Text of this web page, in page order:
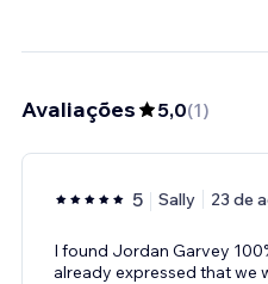
Avaliações 5,0(1)
5 Sally 23 de
I found Jordan Garvey
already expressed that we